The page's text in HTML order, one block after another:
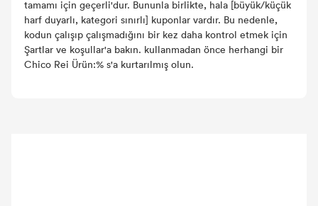
tamamı için geçerli'dur. Bununla birlikte, hala [büyük/küçük
harf duyarlı, kategori sınırlı] kuponlar vardır. Bu nedenle,
kodun çalışıp çalışmadığını bir kez daha kontrol etmek için
Şartlar ve koşullar'a bakın. kullanmadan önce herhangi bir
Chico Rei Ürün:% s'a kurtarılmış olun.